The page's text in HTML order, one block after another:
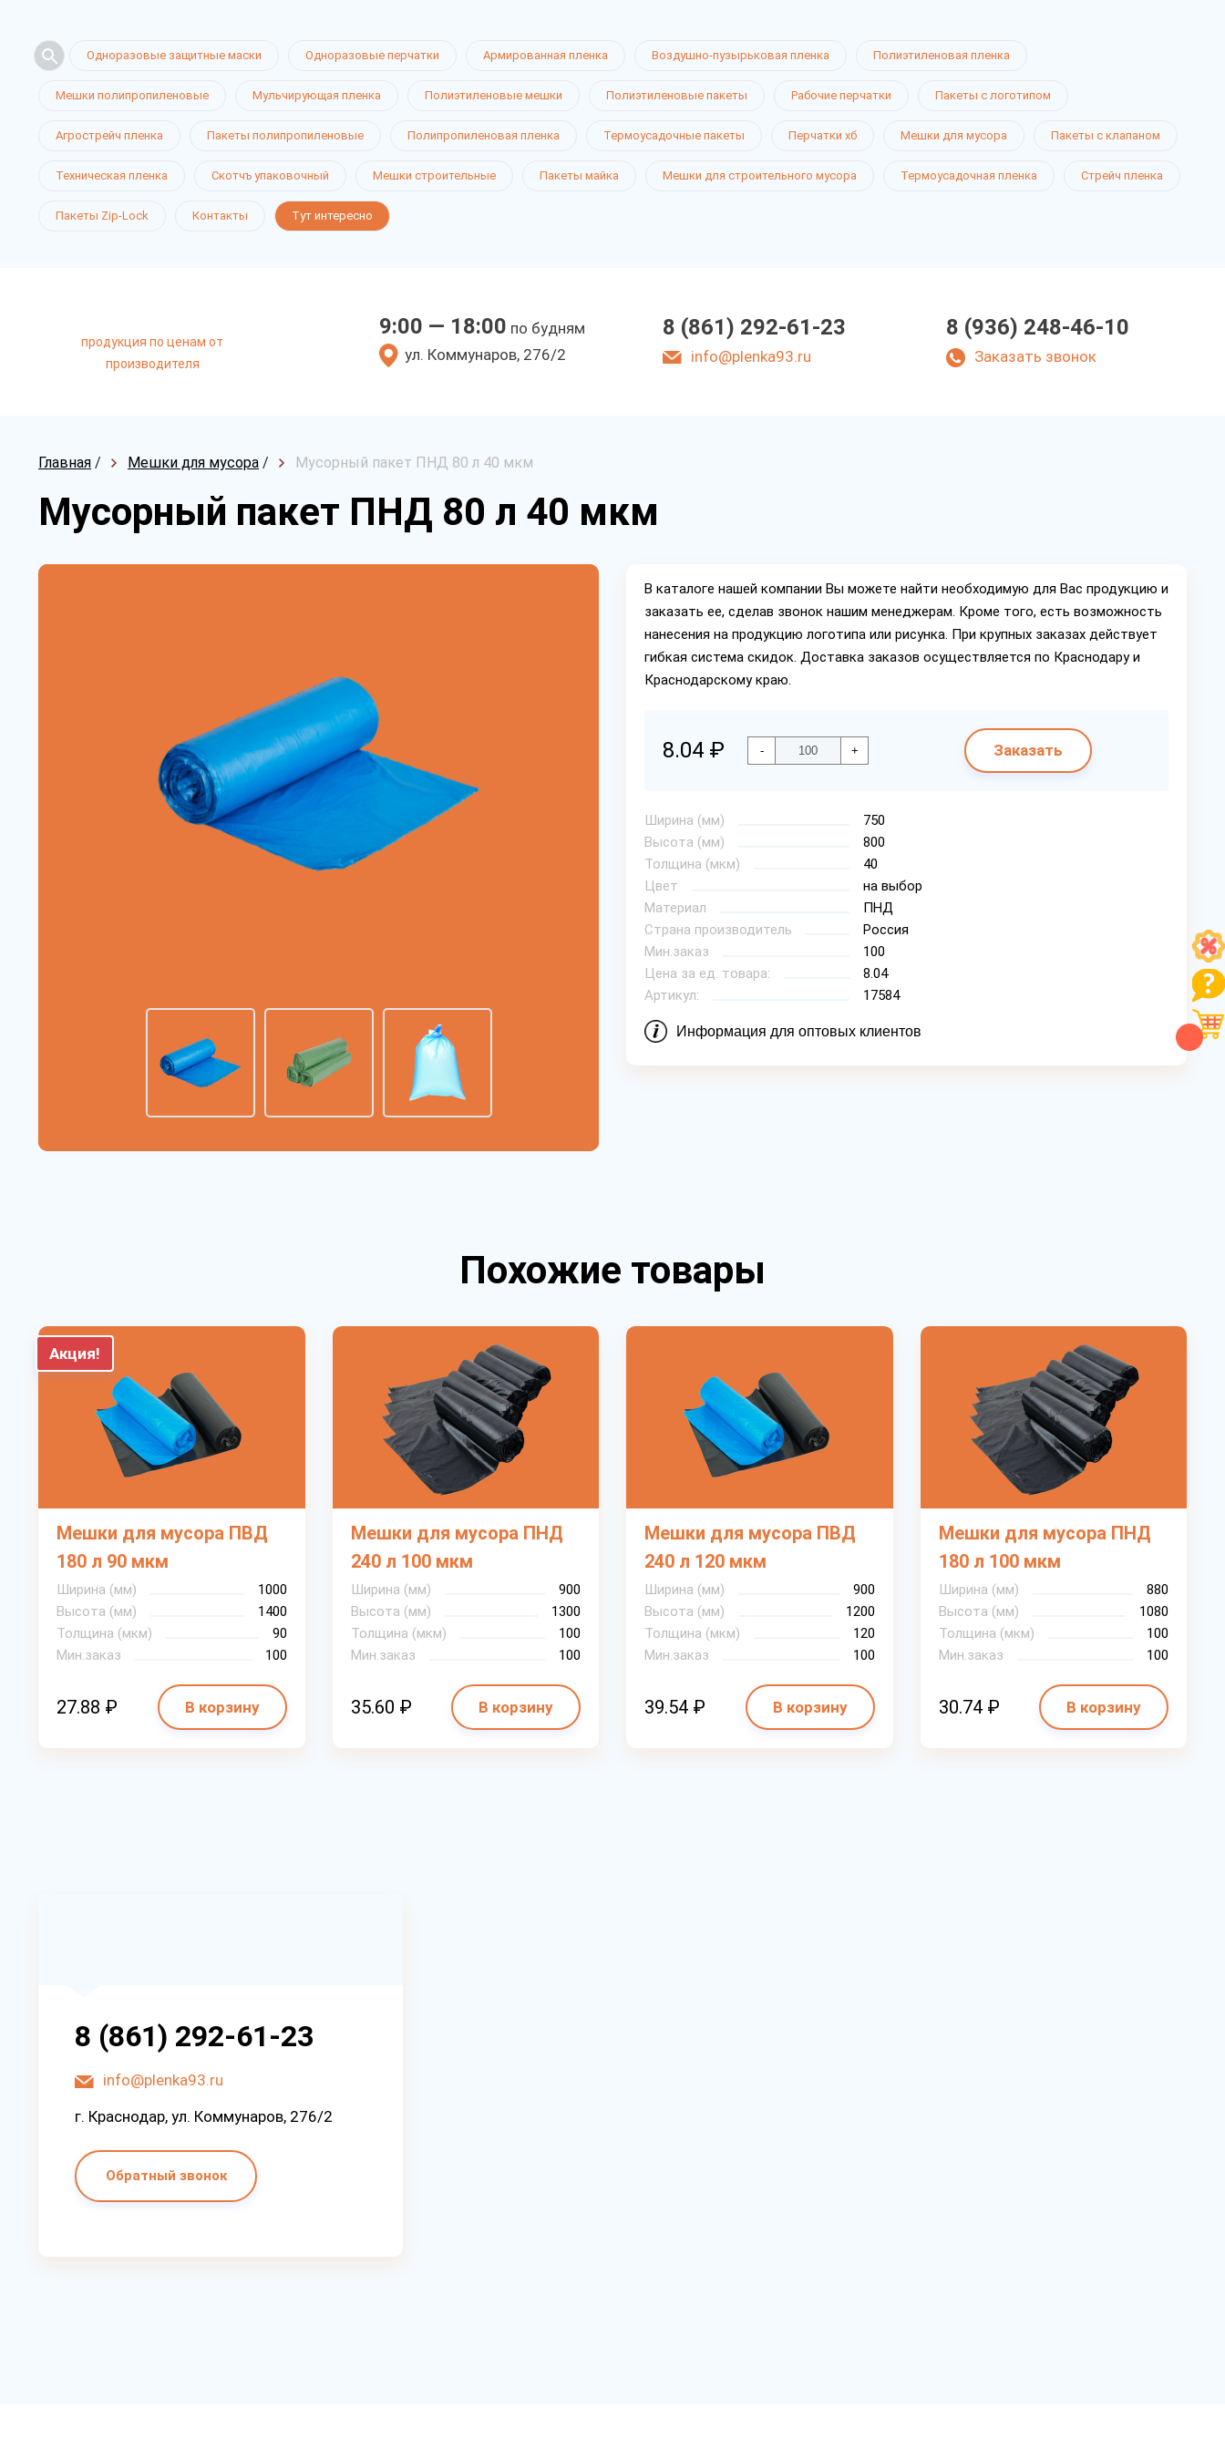
Одноразовые защитные маски Одноразовые перчатки Армированная пленка Воздушно-пузырьковая пленка Полиэтиленовая пленка
Мешки полипропиленовые Мульчирующая пленка Полиэтиленовые мешки Полиэтиленовые пакеты Рабочие перчатки Пакеты с логотипом
Агрострейч пленка Пакеты полипропиленовые Полипропиленовая пленка Термоусадочные пакеты Перчатки хб Мешки для мусора Пакеты с клапаном
Техническая пленка Скотчъ упаковочный Мешки строительные Пакеты майка Мешки для строительного мусора Термоусадочная пленка Стрейч пленка
Пакеты Zip-Lock Контакты Тут интересно
продукция по ценам от
производителя
9:00 — 18:00 по будням
ул. Коммунаров, 276/2
8 (861) 292-61-23
info@plenka93.ru
8 (936) 248-46-10
Заказать звонок
Главная / Мешки для мусора / Мусорный пакет ПНД 80 л 40 мкм
Мусорный пакет ПНД 80 л 40 мкм
В каталоге нашей компании Вы можете найти необходимую для Вас продукцию и
заказать ее, сделав звонок нашим менеджерам. Кроме того, есть возможность
нанесения на продукцию логотипа или рисунка. При крупных заказах действует
гибкая система скидок. Доставка заказов осуществляется по Краснодару и
Краснодарскому краю.
8.04 ₽ - + Заказать
Ширина (мм)
750
Высота (мм)
800
Толщина (мкм)
40
Цвет
на выбор
Материал
ПНД
Страна производитель
Россия
Мин.заказ
100
Цена за ед. товара:
8.04
Артикул:
17584
Информация для оптовых клиентов
Похожие товары
Акция!
Мешки для мусора ПВД
180 л 90 мкм
Ширина (мм)
1000
Высота (мм)
1400
Толщина (мкм)
90
Мин.заказ
100
27.88 ₽ В корзину
Мешки для мусора ПНД
240 л 100 мкм
Ширина (мм)
900
Высота (мм)
1300
Толщина (мкм)
100
Мин.заказ
100
35.60 ₽ В корзину
Мешки для мусора ПВД
240 л 120 мкм
Ширина (мм)
900
Высота (мм)
1200
Толщина (мкм)
120
Мин.заказ
100
39.54 ₽ В корзину
Мешки для мусора ПНД
180 л 100 мкм
Ширина (мм)
880
Высота (мм)
1080
Толщина (мкм)
100
Мин.заказ
100
30.74 ₽ В корзину
8 (861) 292-61-23
info@plenka93.ru
г. Краснодар, ул. Коммунаров, 276/2
Обратный звонок